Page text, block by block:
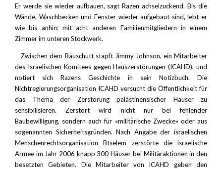
Er werde sie wieder aufbauen, sagt Razen achselzuckend. Bis die
Wände, Waschbecken und Fenster wieder aufgebaut sind, lebt er
wie bis anhin: mit acht anderen Familienmitgliedern in einem
Zimmer im unteren Stockwerk.
Zwischen dem Bauschutt stapft Jimmy Johnson, ein Mitarbeiter
des Israelischen Komitees gegen Hauszerstörungen (ICAHD), und
notiert sich Razens Geschichte in sein Notizbuch. Die
Nichtregierungsorganisation ICAHD versucht die Öffentlichkeit für
das Thema der Zerstörung palästinensischer Häuser zu
sensibilisieren. Zerstört wird nicht nur bei fehlender
Baubewilligung, sondern auch für «militärische Zwecke» oder aus
sogenannten Sicherheitsgründen. Nach Angabe der israelischen
Menschenrechtsorganisation Btselem zerstörte die israelische
Armee im Jahr 2006 knapp 300 Häuser bei Militäraktionen in den
besetzten Gebieten. Die Mitarbeiter von ICAHD geben den